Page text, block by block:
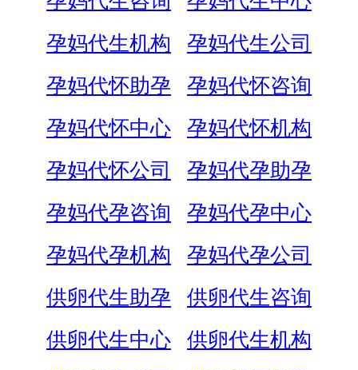
孕妈代生机构
孕妈代生公司
孕妈代怀助孕
孕妈代怀咨询
孕妈代怀中心
孕妈代怀机构
孕妈代怀公司
孕妈代孕助孕
孕妈代孕咨询
孕妈代孕中心
孕妈代孕机构
孕妈代孕公司
供卵代生助孕
供卵代生咨询
供卵代生中心
供卵代生机构